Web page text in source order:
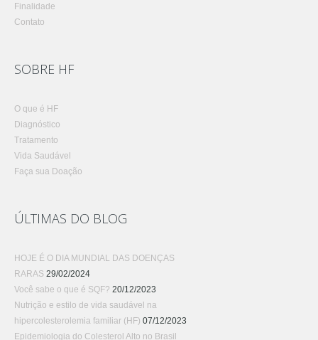
Finalidade
Contato
SOBRE HF
O que é HF
Diagnóstico
Tratamento
Vida Saudável
Faça sua Doação
ÚLTIMAS DO BLOG
HOJE É O DIA MUNDIAL DAS DOENÇAS
RARAS 29/02/2024
Você sabe o que é SQF? 20/12/2023
Nutrição e estilo de vida saudável na
hipercolesterolemia familiar (HF) 07/12/2023
Epidemiologia do Colesterol Alto no Brasil